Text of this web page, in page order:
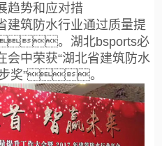
势和应对措
筑防水行业通过质量提
。湖北bsports必
会中荣获“湖北省建筑防水
步奖”。